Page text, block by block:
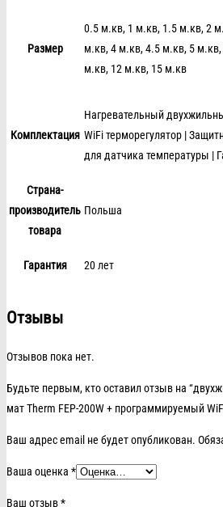
Размер
0.5 м.кв, 1 м.кв, 1.5 м.кв, 2
м.кв, 4 м.кв, 4.5 м.кв, 5
м.кв, 12 м.кв, 15 м.кв
Комплектация
Нагревательный
WiFi терморегулятор |
для датчика температуры |
Страна-
производитель
товара
Польша
Гарантия 20 лет
Отзывы
Отзывов пока нет.
Будьте первым, кто оставил отзыв на
мат Therm FEP-200W + программируемый
Ваш адрес email не будет опубликован.
Ваша оценка *
Ваш отзыв*